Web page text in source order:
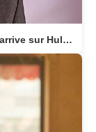
Malcolm in the Middle : Life’s Still Unfair arrive sur Hulu le 10 avril 2026